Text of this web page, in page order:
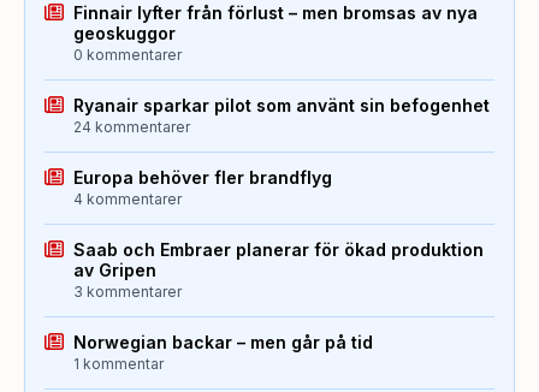
Finnair lyfter från förlust – men bromsas av nya
geoskuggor
0 kommentarer
Ryanair sparkar pilot som använt sin befogenhet
24 kommentarer
Europa behöver fler brandflyg
4 kommentarer
Saab och Embraer planerar för ökad produktion
av Gripen
3 kommentarer
Norwegian backar – men går på tid
1 kommentar